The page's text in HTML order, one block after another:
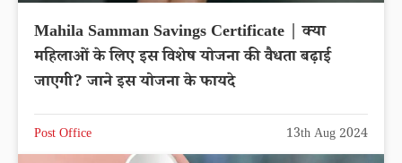
Mahila Samman Savings Certificate | क्या
महिलाओं के लिए इस विशेष योजना की वैधता बढ़ाई
जाएगी? जाने इस योजना के फायदे
Post Office 13th Aug 2024